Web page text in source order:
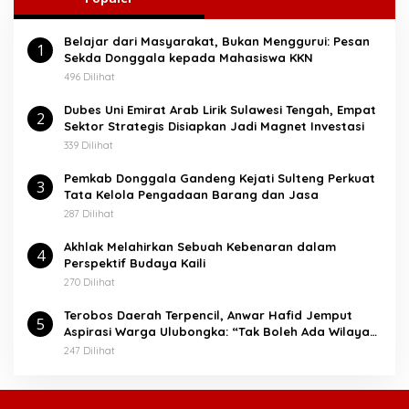
n
u
k
1
Belajar dari Masyarakat, Bukan Menggurui: Pesan
Sekda Donggala kepada Mahasiswa KKN
496 Dilihat
2
Dubes Uni Emirat Arab Lirik Sulawesi Tengah, Empat
Sektor Strategis Disiapkan Jadi Magnet Investasi
339 Dilihat
3
Pemkab Donggala Gandeng Kejati Sulteng Perkuat
Tata Kelola Pengadaan Barang dan Jasa
287 Dilihat
4
Akhlak Melahirkan Sebuah Kebenaran dalam
Perspektif Budaya Kaili
270 Dilihat
5
Terobos Daerah Terpencil, Anwar Hafid Jemput
Aspirasi Warga Ulubongka: “Tak Boleh Ada Wilayah
yang Tertinggal”
247 Dilihat